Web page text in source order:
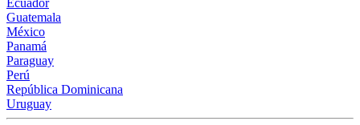
Ecuador
Guatemala
México
Panamá
Paraguay
Perú
República Dominicana
Uruguay